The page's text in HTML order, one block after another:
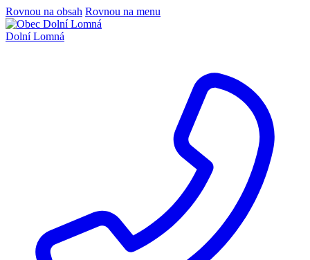
Rovnou na obsah Rovnou na menu
Dolní Lomná